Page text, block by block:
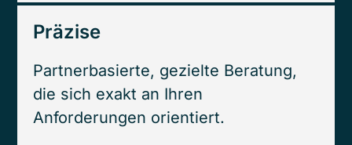
Präzise
Partnerbasierte, gezielte Beratung,
die sich exakt an Ihren
Anforderungen orientiert.